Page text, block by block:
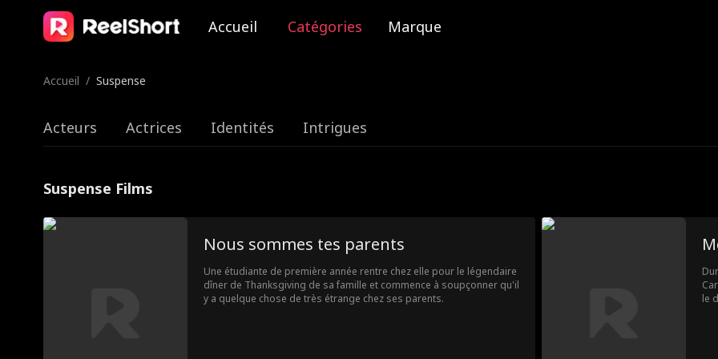
Accueil Catégories Marque
Accueil / Suspense
Acteurs Actrices Identités Intrigues
Suspense Films
Nous sommes tes parents
Une étudiante de première année rentre chez elle pour le légendaire
dîner de Thanksgiving de sa famille et commence à soupçonner qu'il
y a quelque chose de très étrange chez ses parents.
le